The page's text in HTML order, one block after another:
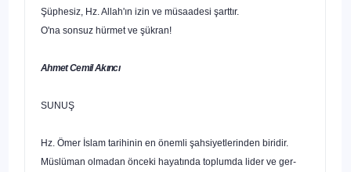
Şüphesiz, Hz. Allah'ın izin ve müsaadesi şarttır.
O'na sonsuz hürmet ve şükran!
Ahmet Cemil Akıncı
SUNUŞ
Hz. Ömer İslam tarihinin en önemli şahsiyetlerinden biridir.
Müslüman olmadan önceki hayatında toplumda lider ve ger­